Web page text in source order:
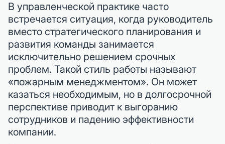
В управленческой практике часто
встречается ситуация, когда руководитель
вместо стратегического планирования и
развития команды занимается
исключительно решением срочных
проблем. Такой стиль работы называют
«пожарным менеджментом». Он может
казаться необходимым, но в долгосрочной
перспективе приводит к выгоранию
сотрудников и падению эффективности
компании.